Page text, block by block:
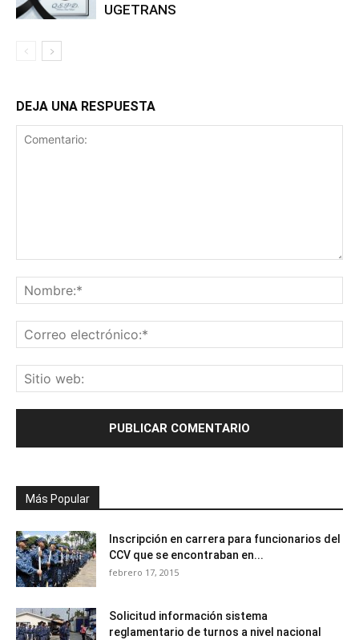
UGETRANS
DEJA UNA RESPUESTA
Más Popular
Inscripción en carrera para funcionarios del
CCV que se encontraban en...
febrero 17, 2015
Solicitud información sistema
reglamentario de turnos a nivel nacional